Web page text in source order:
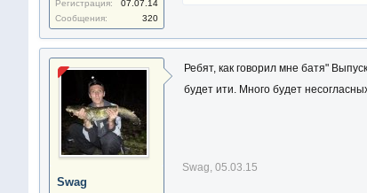
Регистрация:
07.07.14
Сообщения:
320
Swag
Ребят, как говорил мне батя"
будет ити. Много будет
Swag, 05.03.15